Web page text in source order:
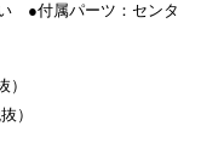
●付属パーツ：センタ
）